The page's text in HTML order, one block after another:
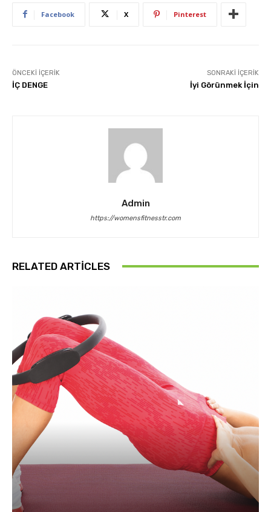
Facebook X Pinterest
ÖNCEKI İÇERIK
İÇ DENGE
SONRAKI İÇERIK
İyi Görünmek İçin
Admin
https://womensfitnesstr.com
RELATED ARTICLES